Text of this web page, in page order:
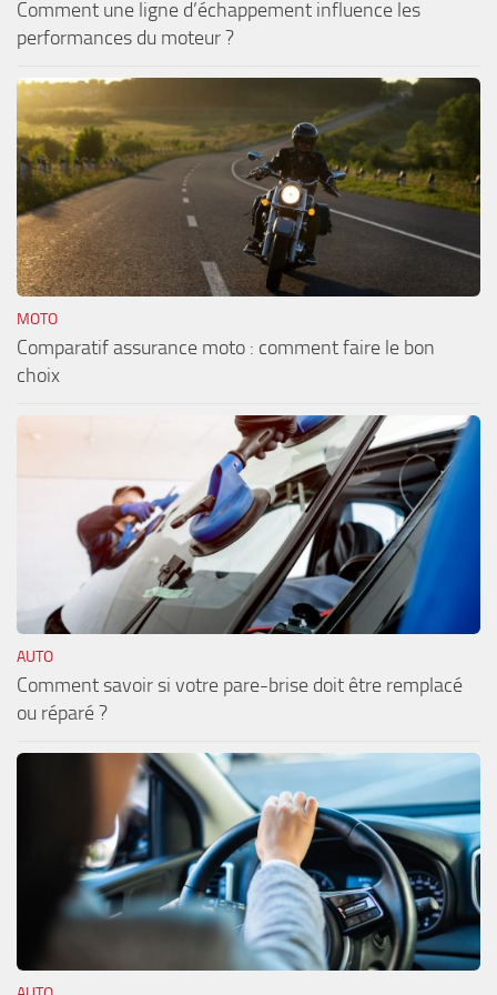
Comment une ligne d’échappement influence les
performances du moteur ?
MOTO
Comparatif assurance moto : comment faire le bon
choix
AUTO
Comment savoir si votre pare-brise doit être remplacé
ou réparé ?